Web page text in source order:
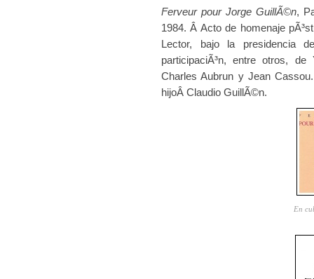
Ferveur pour Jorge GuillÃ©n,
1984. Â Acto de homenaje
Lector, bajo la presidencia
participaciÃ³n, entre otros, de
Charles Aubrun y Jean
hijoÂ Claudio GuillÃ©n.
En